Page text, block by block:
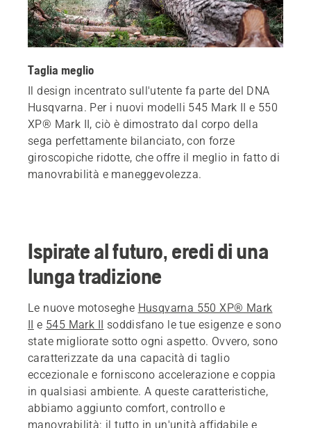
Taglia meglio
Il design incentrato sull'utente fa parte del DNA
Husqvarna. Per i nuovi modelli 545 Mark II e 550
XP® Mark II, ciò è dimostrato dal corpo della
sega perfettamente bilanciato, con forze
giroscopiche ridotte, che offre il meglio in fatto di
manovrabilità e maneggevolezza.
Ispirate al futuro, eredi di una
lunga tradizione
Le nuove motoseghe Husqvarna 550 XP® Mark
II e 545 Mark II soddisfano le tue esigenze e sono
state migliorate sotto ogni aspetto. Ovvero, sono
caratterizzate da una capacità di taglio
eccezionale e forniscono accelerazione e coppia
in qualsiasi ambiente. A queste caratteristiche,
abbiamo aggiunto comfort, controllo e
manovrabilità: il tutto in un'unità affidabile e